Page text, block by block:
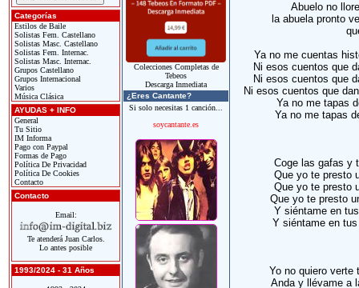
Categorías
Estilos de Baile
Solistas Fem. Castellano
Solistas Masc. Castellano
Solistas Fem. Internac.
Solistas Masc. Internac.
Grupos Castellano
Grupos Internacional
Varios
Música Clásica
AYUDAS + INFO
General
Tu Sitio
IM Informa
Pago con Paypal
Formas de Pago
Política De Privacidad
Política De Cookies
Contacto
Contacto
Email:
Te atenderá Juan Carlos.
Lo antes posible
1993/2024 - 31 Años
Colecciones Completas de
Tebeos
Descarga Inmediata
¿Eres Cantante?
Si solo necesitas 1 canción...
soycantante.es
Abuelo no
la abuela pronto
Ya no me cuentas
Ni esos cuentos que
Ni esos cuentos que
Ni esos cuentos que
Ya no me tapas
Ya no me tapas
Coge las gafas y
Que yo te presto
Que yo te presto
Que yo te presto
Y siéntame en
Y siéntame en
Yo no quiero verte
Anda y llévame a